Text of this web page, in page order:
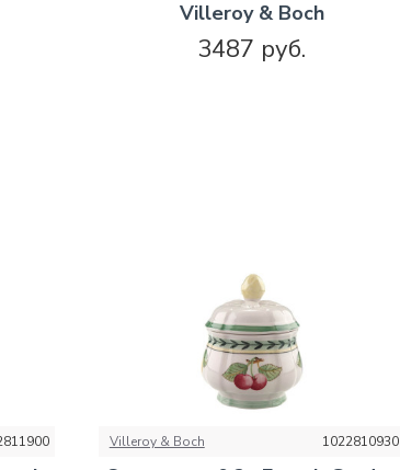
Villeroy & Boch
3487 руб.
Villeroy & Boch 1022810930